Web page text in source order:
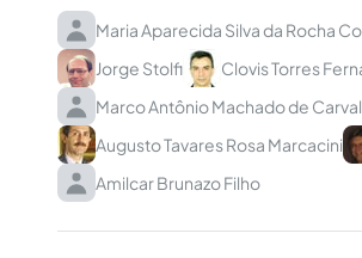
Maria Aparecida Silva da Rocha
Jorge Stolfi
Clovis Torres
Marco Antônio Machado de
Augusto Tavares Rosa Marcacini
Amilcar Brunazo Filho